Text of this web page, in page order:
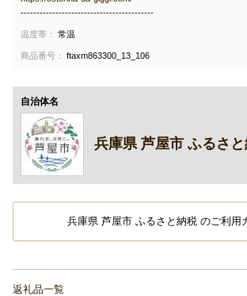
------------------------------------------
温度帯： 常温
商品番号： ftaxm863300_13_106
自治体名
兵庫県 芦屋市 ふるさ
兵庫県 芦屋市 ふるさと納税 のご利用
返礼品一覧